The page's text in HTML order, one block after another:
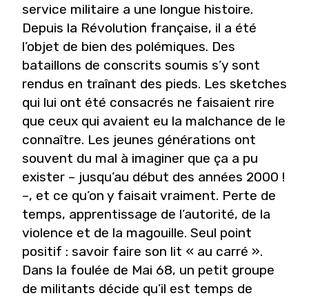
service militaire a une longue histoire.
Depuis la Révolution française, il a été
l’objet de bien des polémiques. Des
bataillons de conscrits soumis s’y sont
rendus en traînant des pieds. Les sketches
qui lui ont été consacrés ne faisaient rire
que ceux qui avaient eu la malchance de le
connaître. Les jeunes générations ont
souvent du mal à imaginer que ça a pu
exister – jusqu’au début des années 2000 !
–, et ce qu’on y faisait vraiment. Perte de
temps, apprentissage de l’autorité, de la
violence et de la magouille. Seul point
positif : savoir faire son lit « au carré ».
Dans la foulée de Mai 68, un petit groupe
de militants décide qu’il est temps de